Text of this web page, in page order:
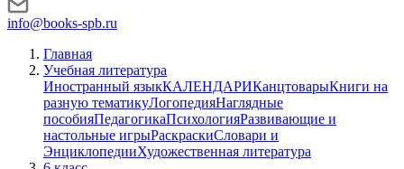
info@books-spb.ru
Главная
Учебная литература
Иностранный языкКАЛЕНДАРИКанцтоварыКниги на
разную тематикуЛогопедияНаглядные
пособияПедагогикаПсихологияРазвивающие и
настольные игрыРаскраскиСловари и
ЭнциклопедииХудожественная литература